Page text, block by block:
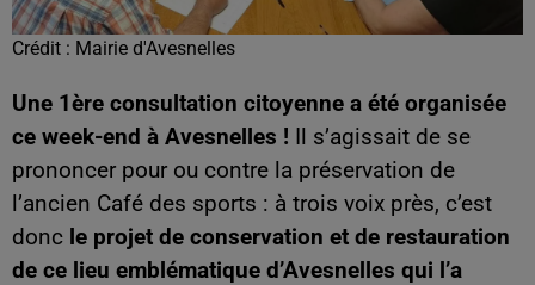
Crédit : Mairie d'Avesnelles
Une 1ère consultation citoyenne a été organisée
ce week-end à Avesnelles !
Il s’agissait de se
prononcer pour ou contre la préservation de
l’ancien Café des sports : à trois voix près, c’est
donc le projet de conservation et de restauration
de ce lieu emblématique d’Avesnelles qui l’a